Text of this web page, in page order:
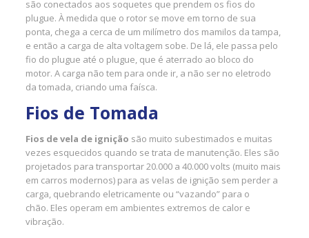
são conectados aos soquetes que prendem os fios do
plugue. À medida que o rotor se move em torno de sua
ponta, chega a cerca de um milímetro dos mamilos da tampa,
e então a carga de alta voltagem sobe. De lá, ele passa pelo
fio do plugue até o plugue, que é aterrado ao bloco do
motor. A carga não tem para onde ir, a não ser no eletrodo
da tomada, criando uma faísca.
Fios de Tomada
Fios de vela de ignição são muito subestimados e muitas
vezes esquecidos quando se trata de manutenção. Eles são
projetados para transportar 20.000 a 40.000 volts (muito mais
em carros modernos) para as velas de ignição sem perder a
carga, quebrando eletricamente ou “vazando” para o
chão. Eles operam em ambientes extremos de calor e
vibração.